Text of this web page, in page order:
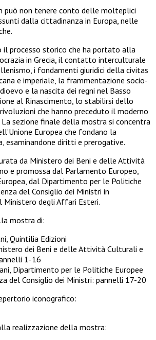
può non tenere conto delle molteplici
dalla cittadinanza in Europa, nelle
il processo storico che ha portato alla
in Grecia, il contatto interculturale
i fondamenti giuridici della civitas
e imperiale, la frammentazione socio-
e la nascita dei regni nel Basso
al Rinascimento, lo stabilirsi dello
che hanno preceduto il moderno
sezione finale della mostra si concentra
Europea che fondano la
esaminandone diritti e prerogative.
da Ministero dei Beni e delle Attività
e promossa dal Parlamento Europeo,
dal Dipartimento per le Politiche
del Consiglio dei Ministri in
Ministero degli Affari Esteri.
mostra di:
Quintilia Edizioni
dei Beni e delle Attività Culturali e
1-16
Dipartimento per le Politiche Europee
del Consiglio dei Ministri: pannelli 17-20
iconografico:
realizzazione della mostra: